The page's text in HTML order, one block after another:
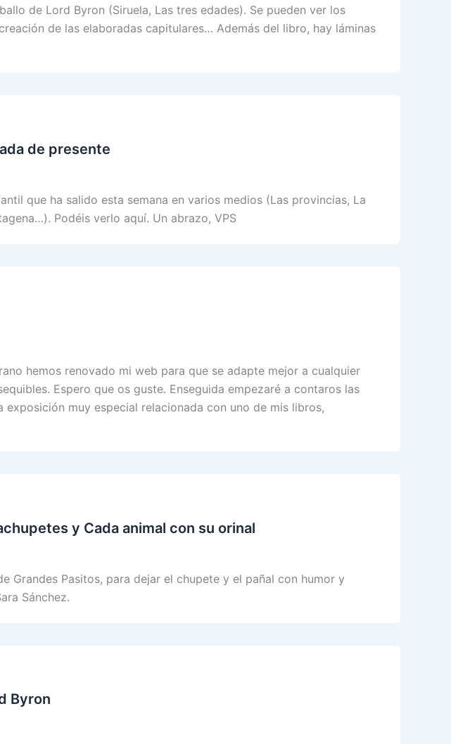
de Lord Byron (Siruela, Las tres edades). Se pueden ver los
de las elaboradas capitulares… Además del libro, hay láminas
de presente
que ha salido esta semana en varios medios (Las provincias, La
Podéis verlo aquí. Un abrazo, VPS
hemos renovado mi web para que se adapte mejor a cualquier
Espero que os guste. Enseguida empezaré a contaros las
exposición muy especial relacionada con uno de mis libros,
y Cada animal con su orinal
Grandes Pasitos, para dejar el chupete y el pañal con humor y
Sánchez.
Byron